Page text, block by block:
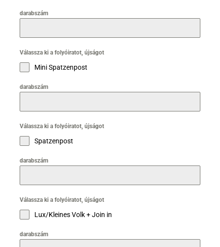
darabszám
Válassza ki a folyóiratot, újságot
Mini Spatzenpost
darabszám
Válassza ki a folyóiratot, újságot
Spatzenpost
darabszám
Válassza ki a folyóiratot, újságot
Lux/Kleines Volk + Join in
darabszám